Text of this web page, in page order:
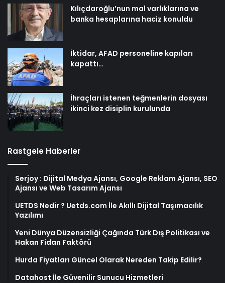
Kılıçdaroğlu’nun mal varlıklarına ve
banka hesaplarına haciz konuldu
İktidar, AFAD personeline kapıları
kapattı…
İhraçları istenen teğmenlerin dosyası
ikinci kez disiplin kurulunda
Rastgele Haberler
Serjoy : Dijital Medya Ajansı, Google Reklam Ajansı, SEO
Ajansı ve Web Tasarım Ajansı
UETDS Nedir ? Uetds.com İle Akıllı Dijital Taşımacılık
Yazılımı
Yeni Dünya Düzensizliği Çağında Türk Dış Politikası ve
Hakan Fidan Faktörü
Hurda Fiyatları Güncel Olarak Nereden Takip Edilir?
Datahost İle Güvenilir Sunucu Hizmetleri